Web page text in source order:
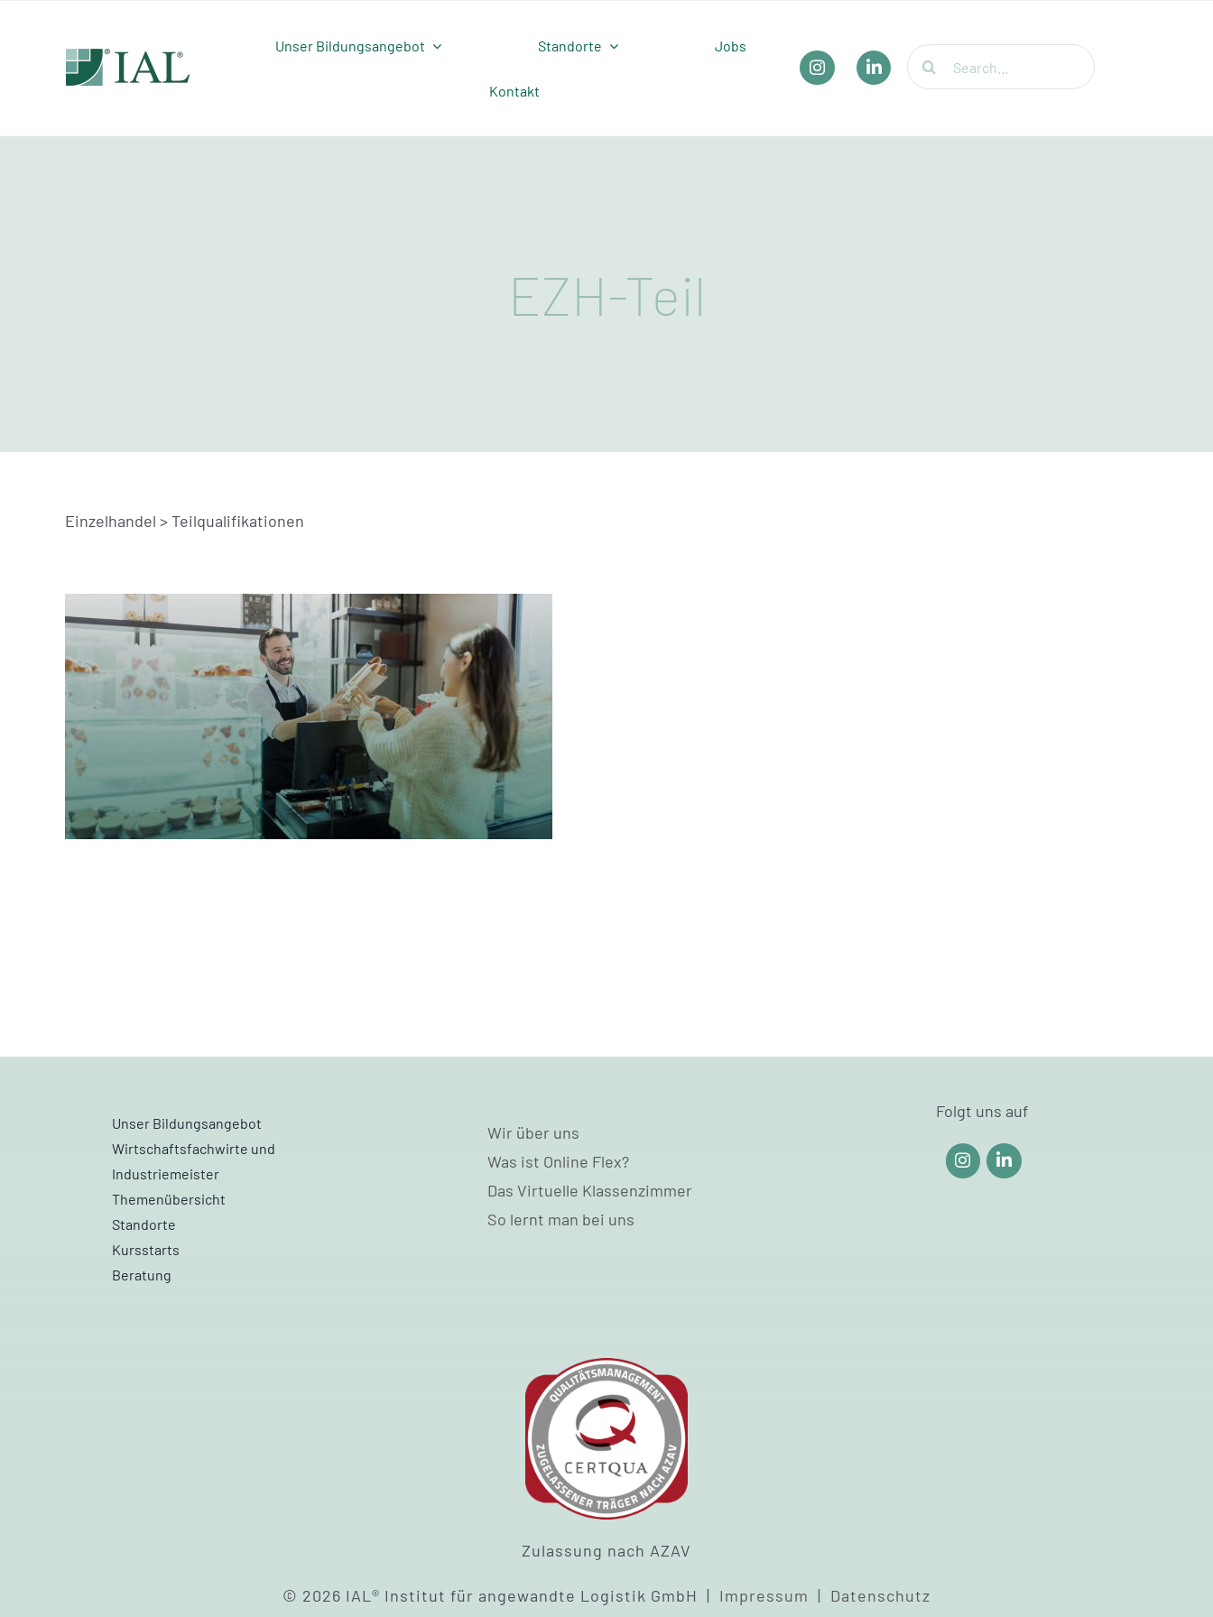
Unser Bildungsangebot Standorte Jobs
Kontakt
Suche
nach:
EZH-Teil
Einzelhandel > Teilqualifikationen
Teilqualifikationen für das Berufsbild
Verkäufer/in
Unser Bildungsangebot
Wirtschaftsfachwirte und
Industriemeister
Themenübersicht
Standorte
Kursstarts
Beratung
Wir über uns
Was ist Online Flex?
Das Virtuelle Klassenzimmer
So lernt man bei uns
Folgt uns auf
Zulassung nach AZAV
© 2026 IAL® Institut für angewandte Logistik GmbH | Impressum | Datenschutz